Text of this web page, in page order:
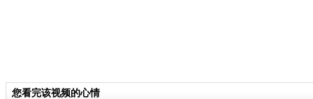
您看完该视频的心情